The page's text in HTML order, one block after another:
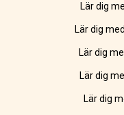
Lär dig
Lär dig
Lär dig
Lär dig
Lär dig